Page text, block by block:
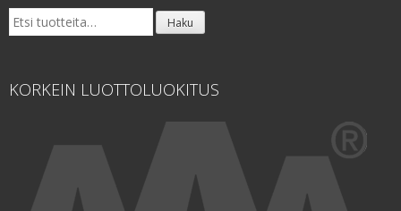
Etsi: Haku
KORKEIN LUOTTOLUOKITUS